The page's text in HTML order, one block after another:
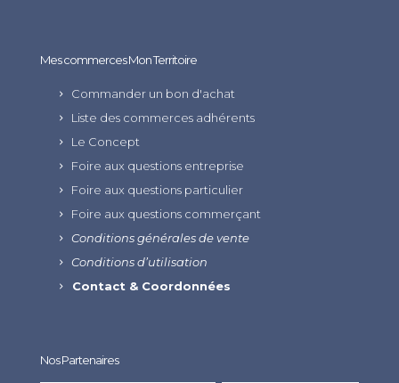
Mes commerces Mon Territoire
Commander un bon d'achat
Liste des commerces adhérents
Le Concept
Foire aux questions entreprise
Foire aux questions particulier
Foire aux questions commerçant
Conditions générales de vente
Conditions d’utilisation
Contact & Coordonnées
Nos Partenaires